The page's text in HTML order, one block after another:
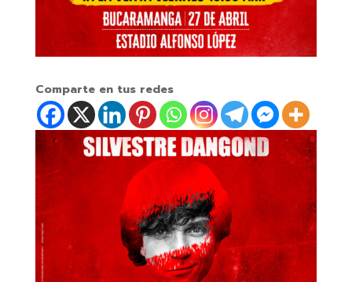
Comparte en tus redes